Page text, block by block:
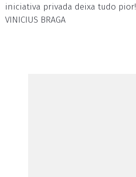
iniciativa privada deixa tudo pior!
VINICIUS BRAGA